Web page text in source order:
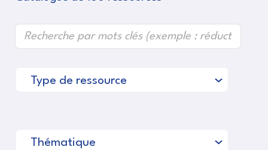
Type de ressource
Thématique